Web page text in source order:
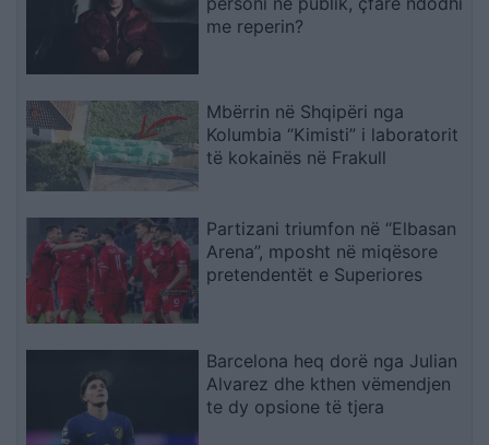
me reperin?
Mbërrin në Shqipëri nga
Kolumbia “Kimisti” i laboratorit
të kokainës në Frakull
Partizani triumfon në “Elbasan
Arena”, mposht në miqësore
pretendentët e Superiores
Barcelona heq dorë nga Julian
Alvarez dhe kthen vëmendjen
te dy opsione të tjera